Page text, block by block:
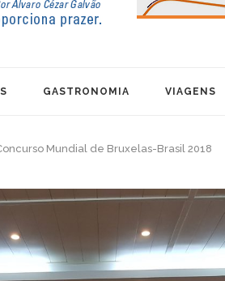
GASTRONOMIA VIAGENS
Mundial de Bruxelas-Brasil 2018